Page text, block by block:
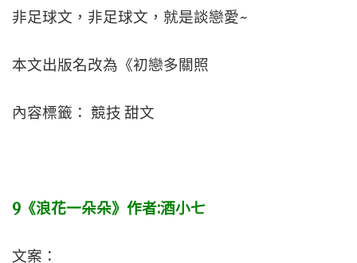
非足球文，非足球文，就是談戀愛~
本文出版名改為《初戀多關照
內容標籤： 競技 甜文
9 《浪花一朵朵》作者:酒小七
文案：